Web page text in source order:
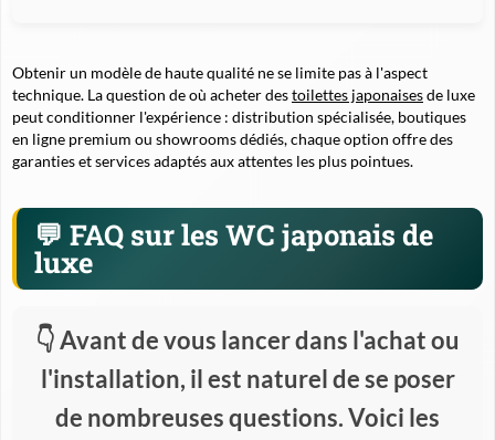
Obtenir un modèle de haute qualité ne se limite pas à l'aspect
technique. La question de où acheter destoilettes japonaisesde luxe
peut conditionner l'expérience : distribution spécialisée, boutiques
en ligne premium ou showrooms dédiés, chaque option offre des
garanties et services adaptés aux attentes les plus pointues.
FAQ sur les WC japonais de
luxe
Avant de vous lancer dans l'achat ou
l'installation, il est naturel de se poser
de nombreuses questions. Voici les